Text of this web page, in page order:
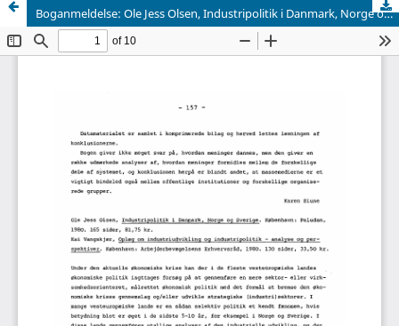
Boganmeldelse: Ole Jess Olsen, Industripolitik i Danmark, Norge og Sverige. København: Paludan, 1980. Kai Vangskjær, Oplæg om industriudvikling og industripolitik - analyse og perspektiver. København: Arbejderbevægelsens Erhvervsråd, 1980.